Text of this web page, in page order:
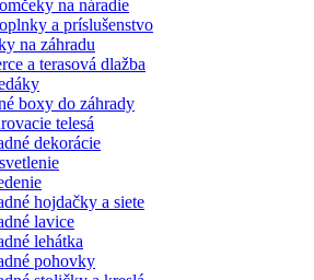
na náradie
a príslušenstvo
na záhradu
a terasová dlažba
boxy do záhrady
telesá
dekorácie
hojdačky a siete
lavice
lehátka
pohovky